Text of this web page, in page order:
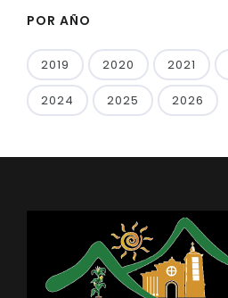
POR AÑO
2019 2020 2021
2024 2025 2026